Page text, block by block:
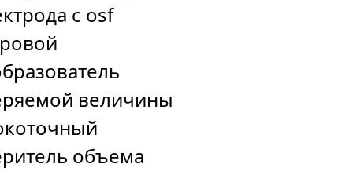
с osf
величины
объема